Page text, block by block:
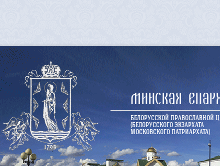
Минская
БЕЛОРУССКОЙ ПРАВОСЛАВНОЙ
(БЕЛОРУССКОГО ЭКЗАРХАТА
МОСКОВСКОГО ПАТРИАРХАТА)